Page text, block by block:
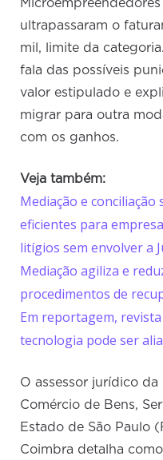
ultrapassaram o
mil, limite da
fala das possíveis
valor estipulado e
migrar para outra
com os ganhos.
Veja também:
Mediação e
eficientes para
litígios sem envolver a
Mediação agiliza e
procedimentos de
Em reportagem, revista
tecnologia pode ser
O assessor jurídico
Comércio de Bens,
Estado de São Paulo
Coimbra detalha